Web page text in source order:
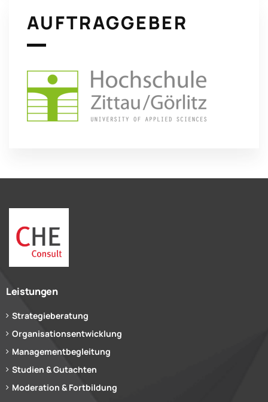
AUFTRAGGEBER
Leistungen
Strategieberatung
Organisationsentwicklung
Managementbegleitung
Studien & Gutachten
Moderation & Fortbildung